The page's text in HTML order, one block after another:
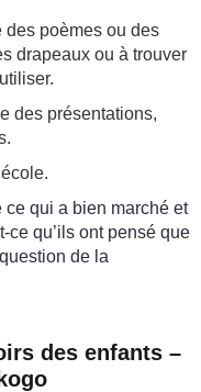
des poèmes ou des
drapeaux ou à trouver
des présentations,
qui a bien marché et
ce qu’ils ont pensé que
de la
des enfants –